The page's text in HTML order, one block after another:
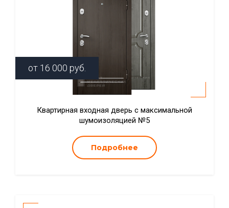
от 16 000 руб.
Квартирная входная дверь с максимальной
шумоизоляцией №5
Подробнее